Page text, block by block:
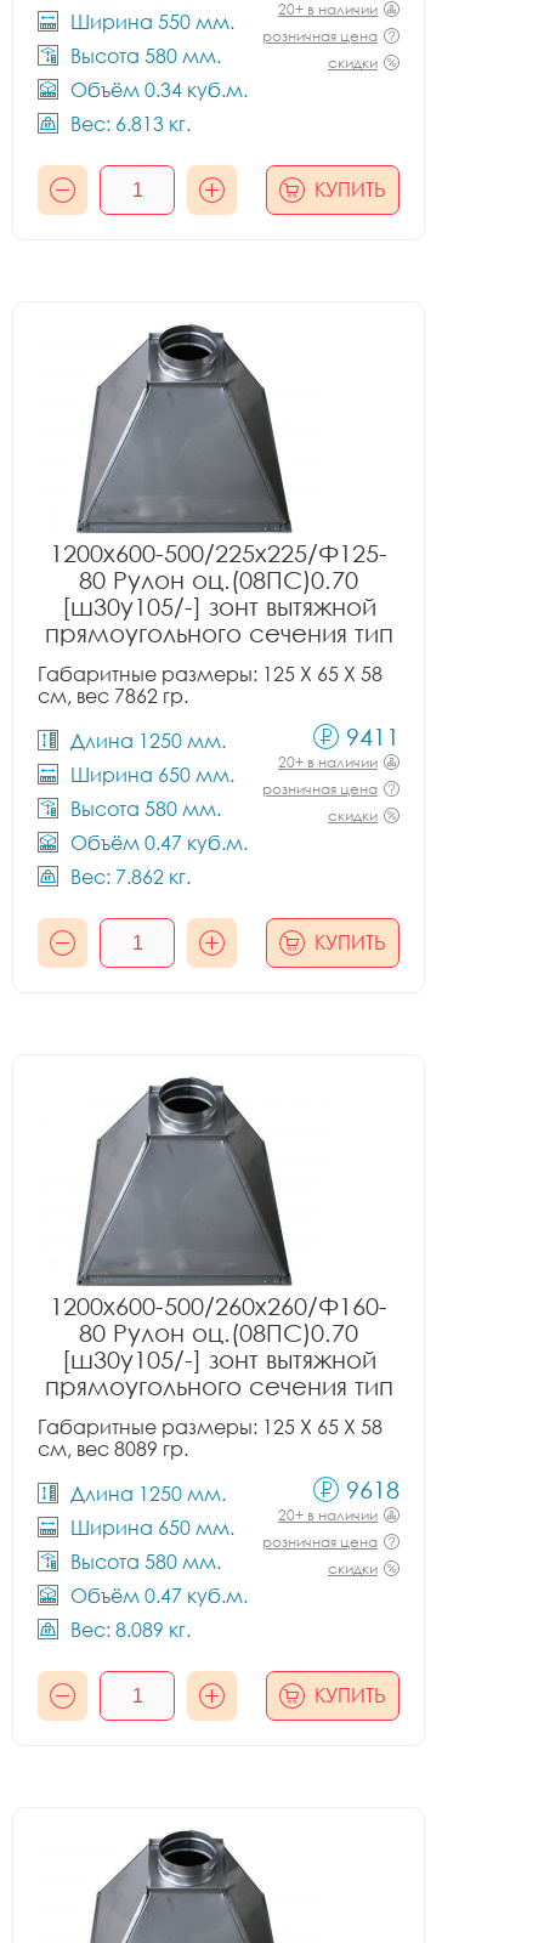
Ширина 550 мм.
Высота 580 мм.
Объём 0.34 куб.м.
Вес: 6.813 кг.
20+ в наличии
розничная цена
скидки
КУПИТЬ
1200x600-500/225x225/Ф125-
80 Рулон оц.(08ПС)0.70
[ш30у105/-] зонт вытяжной
прямоугольного сечения тип
Габаритные размеры: 125 X 65 X 58
см, вес 7862 гр.
Длина 1250 мм.
Ширина 650 мм.
Высота 580 мм.
Объём 0.47 куб.м.
Вес: 7.862 кг.
9411
20+ в наличии
розничная цена
скидки
КУПИТЬ
1200x600-500/260x260/Ф160-
80 Рулон оц.(08ПС)0.70
[ш30у105/-] зонт вытяжной
прямоугольного сечения тип
Габаритные размеры: 125 X 65 X 58
см, вес 8089 гр.
Длина 1250 мм.
Ширина 650 мм.
Высота 580 мм.
Объём 0.47 куб.м.
Вес: 8.089 кг.
9618
20+ в наличии
розничная цена
скидки
КУПИТЬ